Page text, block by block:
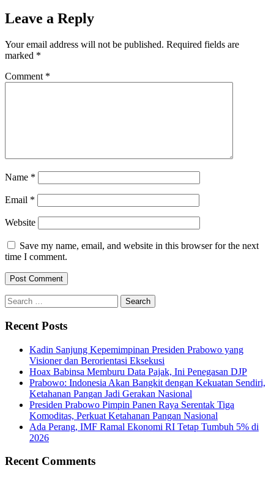
Leave a Reply
Your email address will not be published. Required fields are
marked *
Comment *
Name *
Email *
Website
Save my name, email, and website in this browser for the next
time I comment.
Search
for:
Recent Posts
Kadin Sanjung Kepemimpinan Presiden Prabowo yang
Visioner dan Berorientasi Eksekusi
Hoax Babinsa Memburu Data Pajak, Ini Penegasan DJP
Prabowo: Indonesia Akan Bangkit dengan Kekuatan Sendiri,
Ketahanan Pangan Jadi Gerakan Nasional
Presiden Prabowo Pimpin Panen Raya Serentak Tiga
Komoditas, Perkuat Ketahanan Pangan Nasional
Ada Perang, IMF Ramal Ekonomi RI Tetap Tumbuh 5% di
2026
Recent Comments